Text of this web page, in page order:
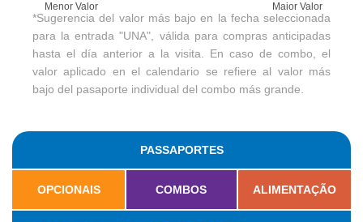
Menor Valor Maior Valor
*Sugerencia del valor más bajo en la fecha seleccionada
para la entrada "UNA", válida para compras anticipadas
hasta el día anterior a la visita. En caso de combo, el
valor aplicado en el calendario se refiere al valor más
bajo del pasaporte individual del combo más grande.
PASSAPORTES
OPCIONAIS COMBOS ALIMENTAÇÃO